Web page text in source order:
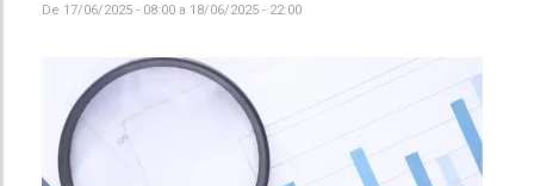
De 17/06/2025 - 08:00 a 18/06/2025 - 22:00